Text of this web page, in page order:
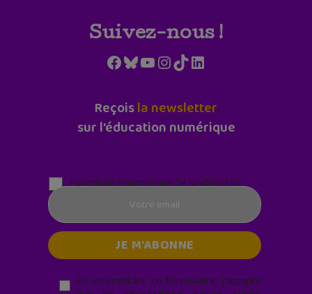
Suivez-nous !
Facebook
Bluesky
YouTube
Instagram
TikTokLinkedIn
Reçoisla newsletter
sur l'éducation numérique
Parentalité numérique (le lundi matin)
En soumettant ce formulaire, j’accepte